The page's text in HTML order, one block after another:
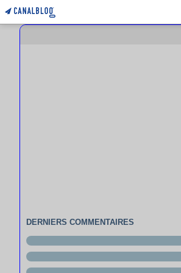
DERNIERS COMMENTAIRES